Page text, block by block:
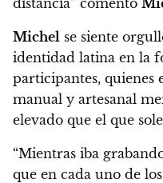
Michel se siente
identidad latina en la
participantes, quienes
manual y artesanal
elevado que el que
“Mientras iba
que en cada uno de